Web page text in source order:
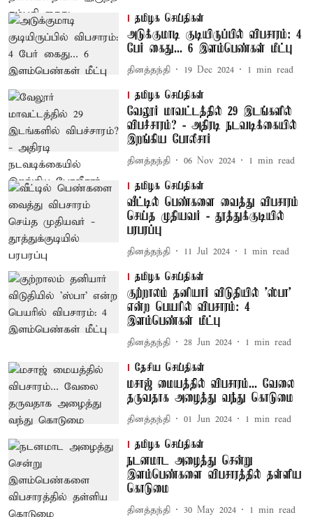
தமிழக செய்திகள்
அடுக்குமாடி குடியிருப்பில் விபசாரம்: 4
பேர் கைது... 6 இளம்பெண்கள் மீட்பு
தினத்தந்தி 19 Dec 2024 1 min read
தமிழக செய்திகள்
வேலூர் மாவட்டத்தில் 29 இடங்களில்
விபச்சாரம்? - அதிரடி நடவடிக்கையில்
இறங்கிய போலீசார்
தினத்தந்தி 06 Nov 2024 1 min read
தமிழக செய்திகள்
வீட்டில் பெண்களை வைத்து விபசாரம்
செய்த முதியவர் - தூத்துக்குடியில்
பரபரப்பு
தினத்தந்தி 11 Jul 2024 1 min read
தமிழக செய்திகள்
குற்றாலம் தனியார் விடுதியில் 'ஸ்பா'
என்ற பெயரில் விபசாரம்: 4
இளம்பெண்கள் மீட்பு
தினத்தந்தி 28 Jun 2024 1 min read
தேசிய செய்திகள்
மசாஜ் மையத்தில் விபசாரம்... வேலை
தருவதாக அழைத்து வந்து கொடுமை
தினத்தந்தி 01 Jun 2024 1 min read
தமிழக செய்திகள்
நடனமாட அழைத்து சென்று
இளம்பெண்களை விபசாரத்தில் தள்ளிய
கொடுமை
தினத்தந்தி 30 May 2024 1 min read